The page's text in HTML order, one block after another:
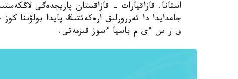
استانا. قازاقپارات - قازاقستان پاريجدەگى
جاعدايدا دا تەررورلىق ارەكەتتىڭ پايدا بولۋىنا
ق ر س ءى م باسپا ءسوز قىزمەتى.